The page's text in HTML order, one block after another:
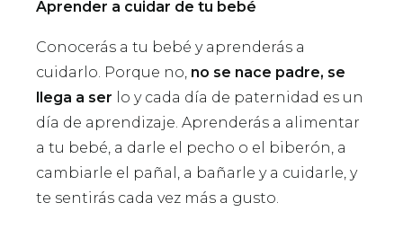
Aprender a cuidar de tu bebé
Conocerás a tu bebé y aprenderás a
cuidarlo. Porque no, no se nace padre, se
llega a ser lo y cada día de paternidad es un
día de aprendizaje. Aprenderás a alimentar
a tu bebé, a darle el pecho o el biberón, a
cambiarle el pañal, a bañarle y a cuidarle, y
te sentirás cada vez más a gusto.